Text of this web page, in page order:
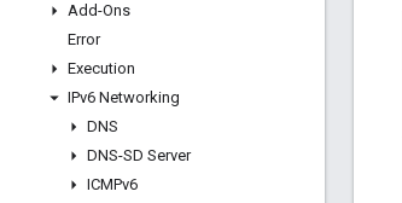
Add-Ons
Error
Execution
IPv6 Networking
DNS
DNS-SD Server
ICMPv6